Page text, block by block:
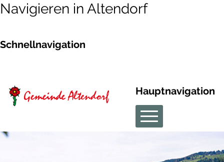
Navigieren in Altendorf
Schnellnavigation
Hauptnavigation